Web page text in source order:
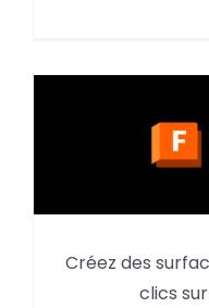
Créer une
partir
Créez des
clics